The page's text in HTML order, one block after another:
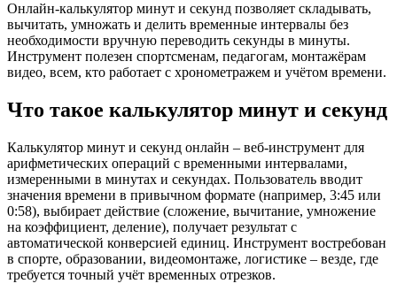
Онлайн-калькулятор минут и секунд позволяет складывать,
вычитать, умножать и делить временные интервалы без
необходимости вручную переводить секунды в минуты.
Инструмент полезен спортсменам, педагогам, монтажёрам
видео, всем, кто работает с хронометражем и учётом времени.
Что такое калькулятор минут и секунд
Калькулятор минут и секунд онлайн – веб-инструмент для
арифметических операций с временными интервалами,
измеренными в минутах и секундах. Пользователь вводит
значения времени в привычном формате (например, 3:45 или
0:58), выбирает действие (сложение, вычитание, умножение
на коэффициент, деление), получает результат с
автоматической конверсией единиц. Инструмент востребован
в спорте, образовании, видеомонтаже, логистике – везде, где
требуется точный учёт временных отрезков.